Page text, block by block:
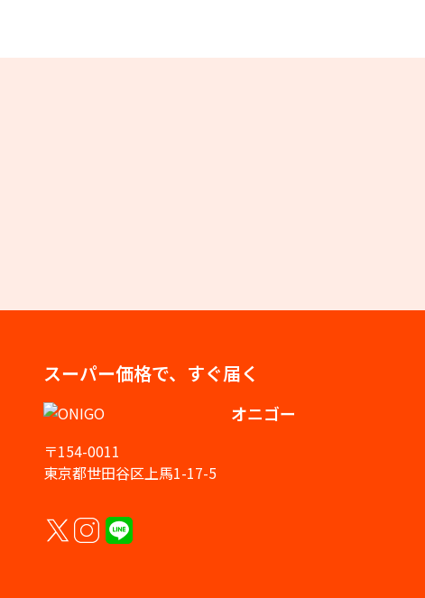
スーパー価格で、すぐ届く
オニゴー
〒154-0011
東京都世田谷区上馬1-17-5